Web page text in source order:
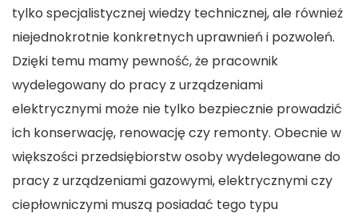
tylko specjalistycznej wiedzy technicznej, ale również
niejednokrotnie konkretnych uprawnień i pozwoleń.
Dzięki temu mamy pewność, że pracownik
wydelegowany do pracy z urządzeniami
elektrycznymi może nie tylko bezpiecznie prowadzić
ich konserwację, renowację czy remonty. Obecnie w
większości przedsiębiorstw osoby wydelegowane do
pracy z urządzeniami gazowymi, elektrycznymi czy
ciepłowniczymi muszą posiadać tego typu